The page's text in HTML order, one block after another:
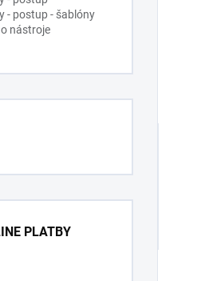
- postup - šablóny
nástroje
PLATBY